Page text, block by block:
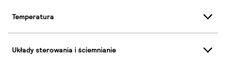
Temperatura
Układy sterowania i ściemnianie